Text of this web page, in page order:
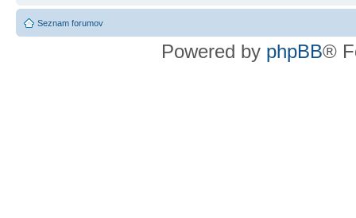
Seznam forumov
Powered by phpBB®